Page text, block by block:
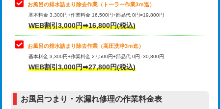
タンクレストイレ脱着 33,000円
小便器トイレ脱着
その他部品の脱着 8,800円～
交換・取付（タンク）
交換・取付（普通便座） 11,000円+材料費
お風呂の排水詰まり除去作業（トーラー作業3ｍ迄）
基本料金 3,300円+作業料金 16,500円+部品代 0円=19,800円
WEB割引3,000円➡16,800円(税込)
お風呂の排水詰まり除去作業（高圧洗浄3ｍ迄）
基本料金 3,300円+作業料金 27,500円+部品代 0円=30,800円
WEB割引3,000円➡27,800円(税込)
お風呂つまり・水漏れ修理の作業料金表